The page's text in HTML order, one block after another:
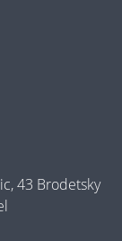
43 Brodetsky